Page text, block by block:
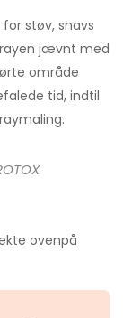
støv, snavs
jævnt med
område
tid, indtil
ovenpå